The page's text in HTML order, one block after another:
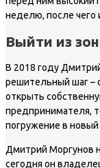
неделю, после чего
Выйти из
В 2018 году
решительный шаг –
открыть
предпринимателя,
погружение в
Дмитрий Моргунов
сегодня он